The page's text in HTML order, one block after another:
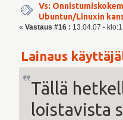
Vs:
Ubuntun/Linuxin
« Vastaus #16 : 13.04.07 -
Lainaus
Tällä
loistavista